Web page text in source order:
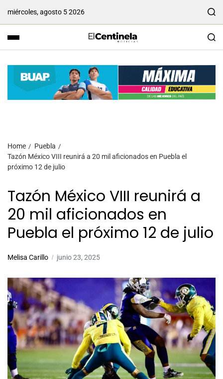
miércoles, agosto 5 2026
Home
Puebla
Tazón México VIII reunirá a 20 mil aficionados en Puebla el
próximo 12 de julio
Tazón México VIII reunirá a
20 mil aficionados en
Puebla el próximo 12 de julio
Melisa Carillo junio 23, 2025